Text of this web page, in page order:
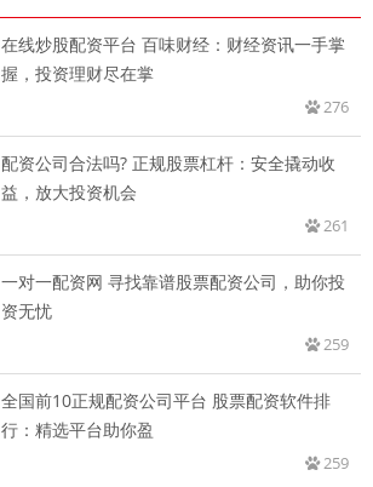
在线炒股配资平台 百味财经：财经资讯一手掌
握，投资理财尽在掌
276
配资公司合法吗? 正规股票杠杆：安全撬动收
益，放大投资机会
261
一对一配资网 寻找靠谱股票配资公司，助你投
资无忧
259
全国前10正规配资公司平台 股票配资软件排
行：精选平台助你盈
259